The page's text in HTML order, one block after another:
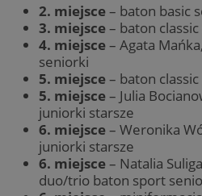
2. miejsce– baton basic
3. miejsce– baton
4. miejsce– Agata
seniorki
5. miejsce– baton
5. miejsce– Julia
juniorki starsze
6. miejsce– Weronika
juniorki starsze
6. miejsce– Natalia
duo/trio baton sport